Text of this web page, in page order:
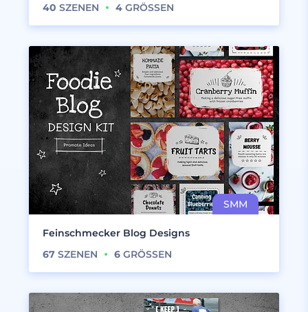
40 SZENEN 4 GRÖSSEN
Feinschmecker Blog Designs
67 SZENEN 6 GRÖSSEN